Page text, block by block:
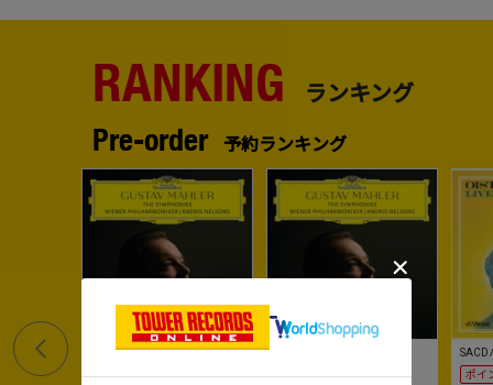
RANKING ランキング
Pre-order 予約ランキング
1
ポイント20%還元
2
ポイント20%還元
SACD
ポイ